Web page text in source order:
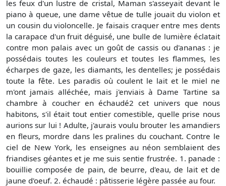
les feux d'un lustre de cristal, Maman s'asseyait devant le
piano à queue, une dame vêtue de tulle jouait du violon et
un cousin du violoncelle. Je faisais craquer entre mes dents
la carapace d'un fruit déguisé, une bulle de lumière éclatait
contre mon palais avec un goût de cassis ou d'ananas : je
possédais toutes les couleurs et toutes les flammes, les
écharpes de gaze, les diamants, les dentelles; je possédais
toute la fête. Les paradis où coulent le lait et le miel ne
m'ont jamais alléchée, mais j'enviais à Dame Tartine sa
chambre à coucher en échaudé2 cet univers que nous
habitons, s'il était tout entier comestible, quelle prise nous
aurions sur lui ! Adulte, j'aurais voulu brouter les amandiers
en fleurs, mordre dans les pralines du couchant. Contre le
ciel de New York, les enseignes au néon semblaient des
friandises géantes et je me suis sentie frustrée. 1. panade :
bouillie composée de pain, de beurre, d'eau, de lait et de
jaune d'oeuf. 2. échaudé : pâtisserie légère passée au four.